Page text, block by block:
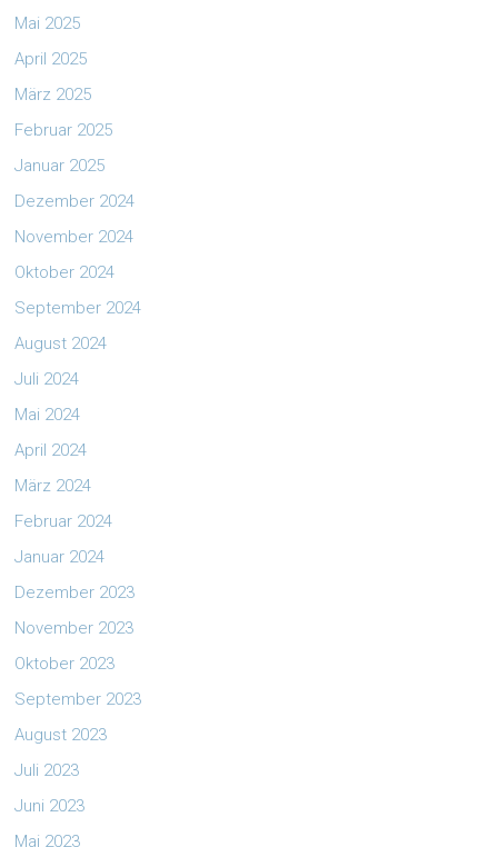
Mai 2025
April 2025
März 2025
Februar 2025
Januar 2025
Dezember 2024
November 2024
Oktober 2024
September 2024
August 2024
Juli 2024
Mai 2024
April 2024
März 2024
Februar 2024
Januar 2024
Dezember 2023
November 2023
Oktober 2023
September 2023
August 2023
Juli 2023
Juni 2023
Mai 2023